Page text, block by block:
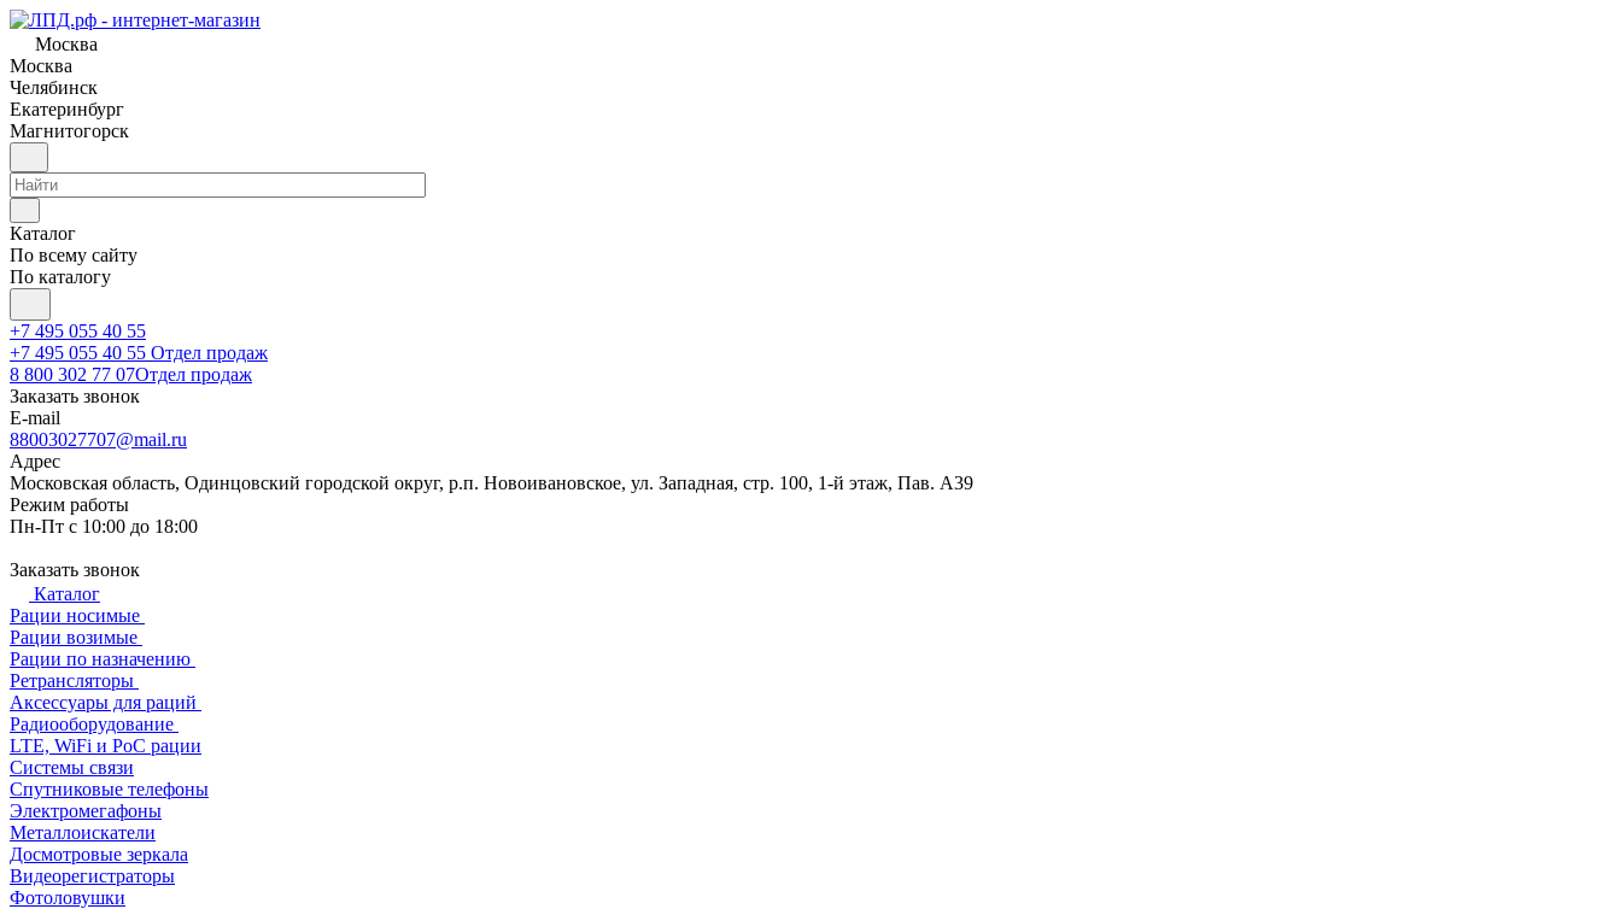
Москва
Москва
Челябинск
Екатеринбург
Магнитогорск
Каталог
По всему сайту
По каталогу
+7 495 055 40 55
+7 495 055 40 55 Отдел продаж
8 800 302 77 07Отдел продаж
Заказать звонок
E-mail
88003027707@mail.ru
Адрес
Московская область, Одинцовский городской округ, р.п. Новоивановское, ул. Западная, стр. 100, 1-й этаж, Пав. А39
Режим работы
Пн-Пт с 10:00 до 18:00
Заказать звонок
Каталог
Рации носимые
Рации возимые
Рации по назначению
Ретрансляторы
Аксессуары для раций
Радиооборудование
LTE, WiFi и PoC рации
Системы связи
Спутниковые телефоны
Электромегафоны
Металлоискатели
Досмотровые зеркала
Видеорегистраторы
Фотоловушки